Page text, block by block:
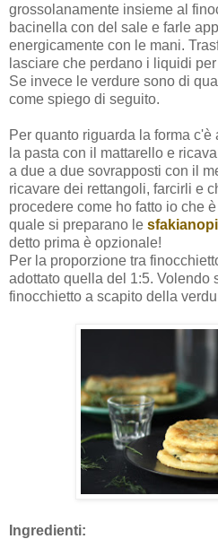
grossolanamente insieme al
bacinella con del sale e farle
energicamente con le mani.
lasciare che perdano i liquidi
Se invece le verdure sono di
come spiego di seguito.
Per quanto riguarda la forma
la pasta con il mattarello e
a due a due sovrapposti con il
ricavare dei rettangoli, farcirli e
procedere come ho fatto io che
quale si preparano le
detto prima è opzionale!
Per la proporzione tra
adottato quella del 1:5. Volendo
finocchietto a scapito della
Ingredienti: